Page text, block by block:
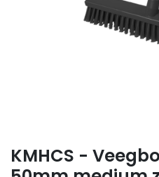
KMHCS -